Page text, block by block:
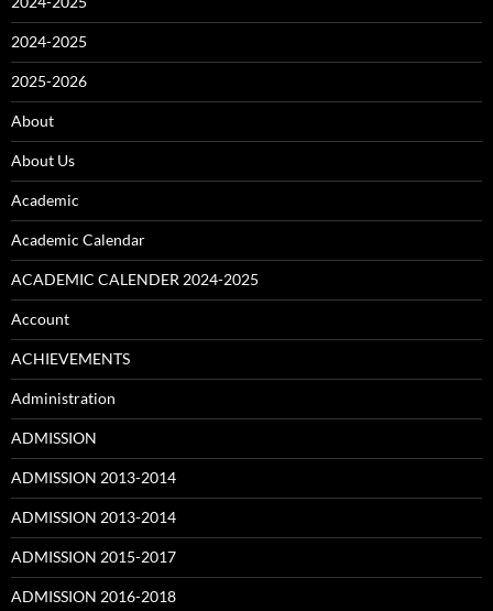
2024-2025
2025-2026
About
About Us
Academic
Academic Calendar
ACADEMIC CALENDER 2024-2025
Account
ACHIEVEMENTS
Administration
ADMISSION
ADMISSION 2013-2014
ADMISSION 2013-2014
ADMISSION 2015-2017
ADMISSION 2016-2018